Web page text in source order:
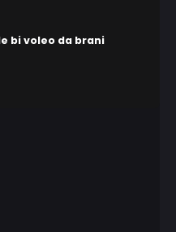
bi voleo da brani